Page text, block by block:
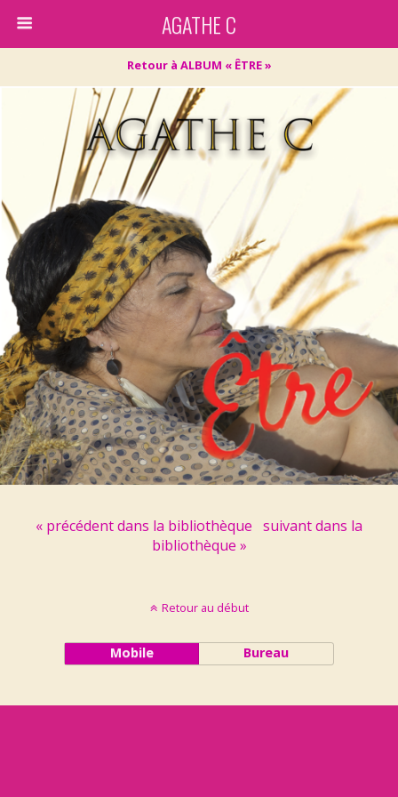
AGATHE C
Retour à ALBUM « ÊTRE »
« précédent dans la bibliothèque suivant dans la
bibliothèque »
Retour au début
Mobile Bureau